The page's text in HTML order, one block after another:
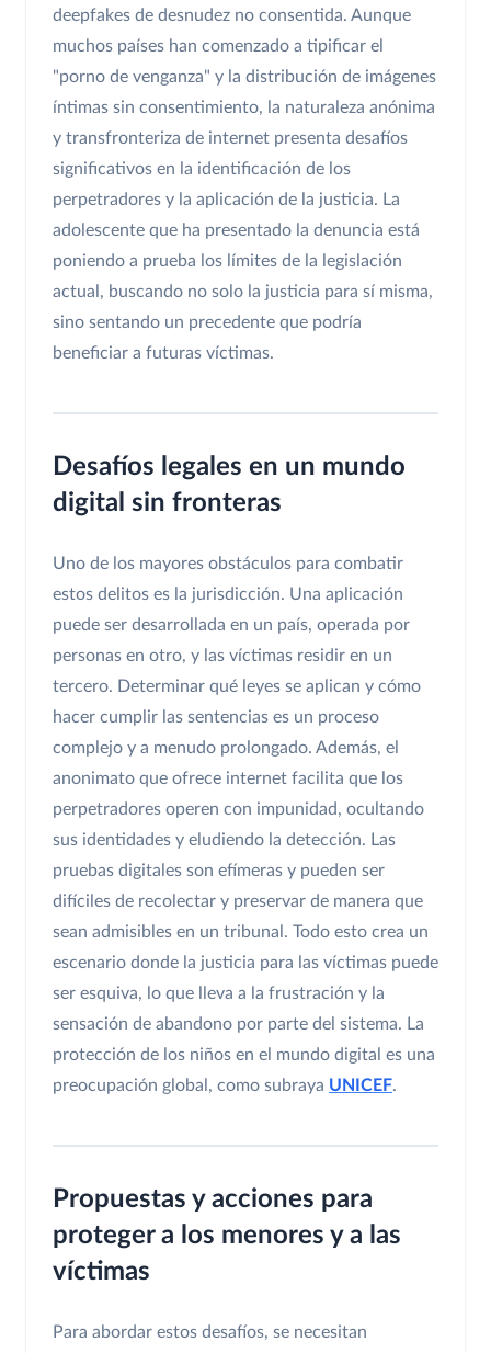
deepfakes de desnudez no consentida. Aunque
muchos países han comenzado a tipificar el
"porno de venganza" y la distribución de imágenes
íntimas sin consentimiento, la naturaleza anónima
y transfronteriza de internet presenta desafíos
significativos en la identificación de los
perpetradores y la aplicación de la justicia. La
adolescente que ha presentado la denuncia está
poniendo a prueba los límites de la legislación
actual, buscando no solo la justicia para sí misma,
sino sentando un precedente que podría
beneficiar a futuras víctimas.
Desafíos legales en un mundo
digital sin fronteras
Uno de los mayores obstáculos para combatir
estos delitos es la jurisdicción. Una aplicación
puede ser desarrollada en un país, operada por
personas en otro, y las víctimas residir en un
tercero. Determinar qué leyes se aplican y cómo
hacer cumplir las sentencias es un proceso
complejo y a menudo prolongado. Además, el
anonimato que ofrece internet facilita que los
perpetradores operen con impunidad, ocultando
sus identidades y eludiendo la detección. Las
pruebas digitales son efímeras y pueden ser
difíciles de recolectar y preservar de manera que
sean admisibles en un tribunal. Todo esto crea un
escenario donde la justicia para las víctimas puede
ser esquiva, lo que lleva a la frustración y la
sensación de abandono por parte del sistema. La
protección de los niños en el mundo digital es una
preocupación global, como subraya UNICEF.
Propuestas y acciones para
proteger a los menores y a las
víctimas
Para abordar estos desafíos, se necesitan